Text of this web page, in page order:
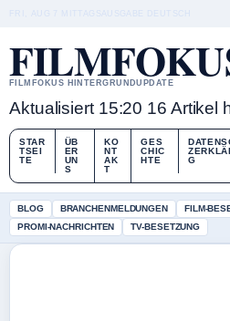
FILMFOKUS HINTERGRUNDUPDATE
Aktualisiert 15:20 16 Artikel
STAR
TSEI
TE
ÜB
ER
UN
S
KO
NT
AK
T
GES
CHIC
HTE
G
BLOG BRANCHENMELDUNGEN FILM-
PROMI-NACHRICHTEN
TV-BESETZUNG